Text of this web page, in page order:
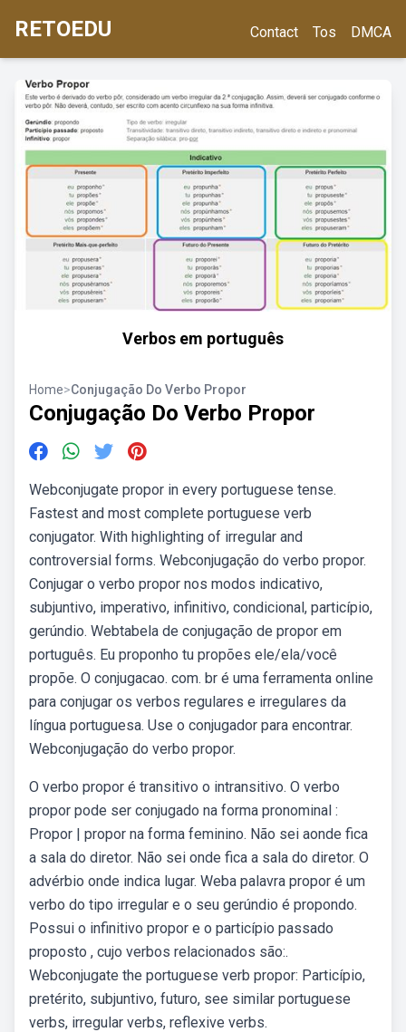
RETOEDU Contact Tos DMCA
Verbos em português
Home>Conjugação Do Verbo Propor
Conjugação Do Verbo Propor
Webconjugate propor in every portuguese tense.
Fastest and most complete portuguese verb
conjugator. With highlighting of irregular and
controversial forms. Webconjugação do verbo propor.
Conjugar o verbo propor nos modos indicativo,
subjuntivo, imperativo, infinitivo, condicional, particípio,
gerúndio. Webtabela de conjugação de propor em
português. Eu proponho tu propões ele/ela/você
propõe. O conjugacao. com. br é uma ferramenta online
para conjugar os verbos regulares e irregulares da
língua portuguesa. Use o conjugador para encontrar.
Webconjugação do verbo propor.
O verbo propor é transitivo o intransitivo. O verbo
propor pode ser conjugado na forma pronominal :
Propor | propor na forma feminino. Não sei aonde fica
a sala do diretor. Não sei onde fica a sala do diretor. O
advérbio onde indica lugar. Weba palavra propor é um
verbo do tipo irregular e o seu gerúndio é propondo.
Possui o infinitivo propor e o particípio passado
proposto , cujo verbos relacionados são:.
Webconjugate the portuguese verb propor: Particípio,
pretérito, subjuntivo, futuro, see similar portuguese
verbs, irregular verbs, reflexive verbs.